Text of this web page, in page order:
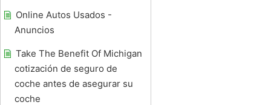
Online Autos Usados ​​-
Anuncios
Take The Benefit Of Michigan
cotización de seguro de
coche antes de asegurar su
coche